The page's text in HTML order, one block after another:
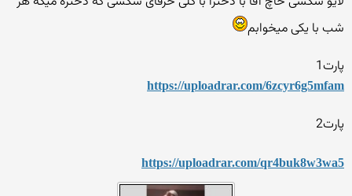
شب با یکی میخوابم
پارت1
https://uploadrar.com/6zcyr6g5mfam
پارت2
https://uploadrar.com/qr4buk8w3wa5